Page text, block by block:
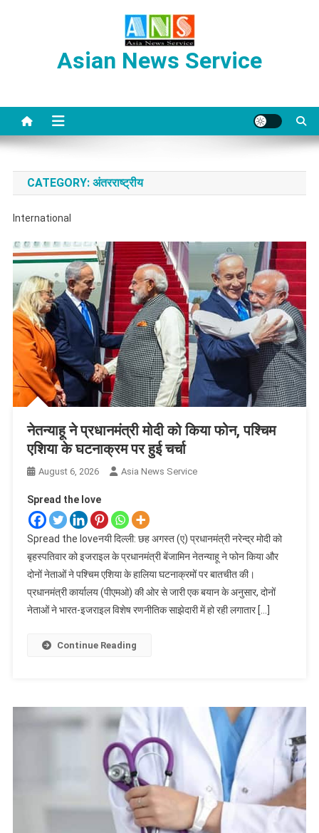
Asian News Service
CATEGORY: अंतरराष्ट्रीय
International
नेतन्याहू ने प्रधानमंत्री मोदी को किया फोन, पश्चिम
एशिया के घटनाक्रम पर हुई चर्चा
August 6, 2026 Asia News Service
Spread the love
Spread the loveनयी दिल्ली: छह अगस्त (ए) प्रधानमंत्री नरेन्द्र मोदी को
बृहस्पतिवार को इजराइल के प्रधानमंत्री बेंजामिन नेतन्याहू ने फोन किया और
दोनों नेताओं ने पश्चिम एशिया के हालिया घटनाक्रमों पर बातचीत की।
प्रधानमंत्री कार्यालय (पीएमओ) की ओर से जारी एक बयान के अनुसार, दोनों
नेताओं ने भारत-इजराइल विशेष रणनीतिक साझेदारी में हो रही लगातार […]
Continue Reading